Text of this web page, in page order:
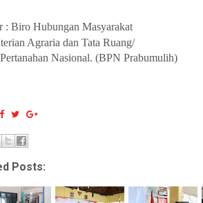
: Biro Hubungan Masyarakat
Agraria dan Tata Ruang/
Nasional. (BPN Prabumulih)
Posts: